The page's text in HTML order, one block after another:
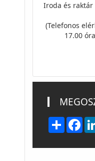
Iroda és raktár
(Telefonos
17.00
Share